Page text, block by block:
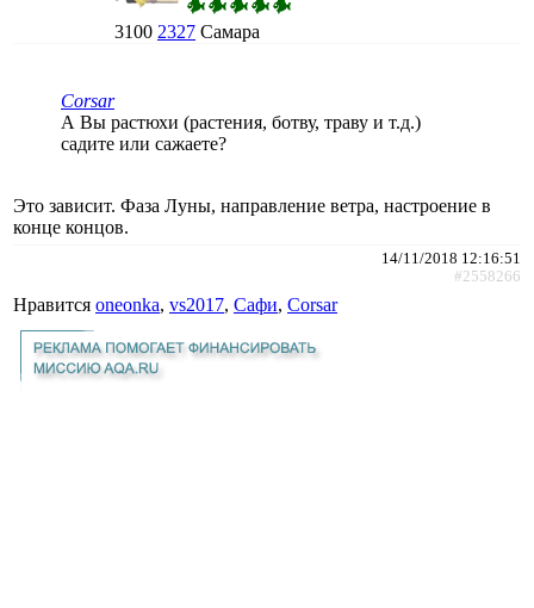
3100 2327 Самара
Corsar
А Вы растюхи (растения, ботву, траву и т.д.)
садите или сажаете?
Это зависит. Фаза Луны, направление ветра, настроение в
конце концов.
14/11/2018 12:16:51
#2558266
Нравится oneonka, vs2017, Сафи, Corsar